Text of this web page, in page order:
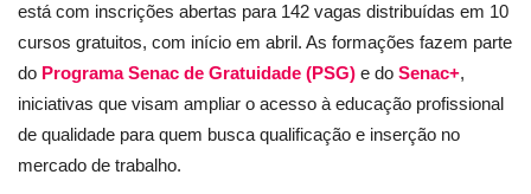
está com inscrições abertas para 142 vagas distribuídas em 10
cursos gratuitos, com início em abril. As formações fazem parte
do Programa Senac de Gratuidade (PSG) e do Senac+,
iniciativas que visam ampliar o acesso à educação profissional
de qualidade para quem busca qualificação e inserção no
mercado de trabalho.